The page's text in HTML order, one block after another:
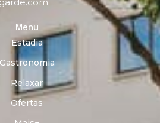
Menu
Estadia
Gastronomia
Relaxar
Ofertas